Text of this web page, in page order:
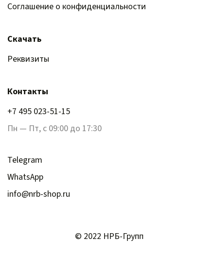
Соглашение о конфиденциальности
Скачать
Реквизиты
Контакты
+7 495 023-51-15
Пн — Пт, с 09:00 до 17:30
Telegram
WhatsApp
info@nrb-shop.ru
© 2022 НРБ-Групп